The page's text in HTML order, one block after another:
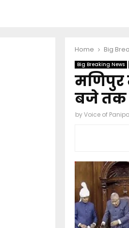
Home Big
Big Breaking News
मणिपुर
बजे तक
byVoice of